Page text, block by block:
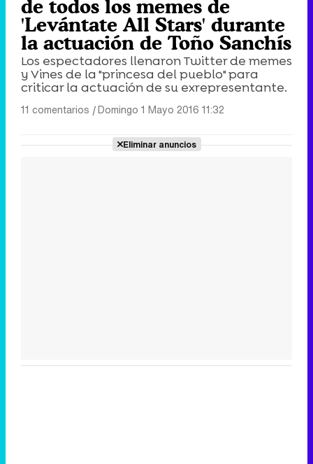
de todos los memes de
'Levántate All Stars' durante
la actuación de Toño Sanchís
Los espectadores llenaron Twitter de memes
y Vines de la "princesa del pueblo" para
criticar la actuación de su exrepresentante.
11 comentarios |Domingo 1 Mayo 2016 11:32
Eliminar anuncios